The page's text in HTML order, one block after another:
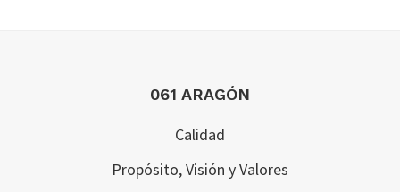
061 ARAGÓN
Calidad
Propósito, Visión y Valores